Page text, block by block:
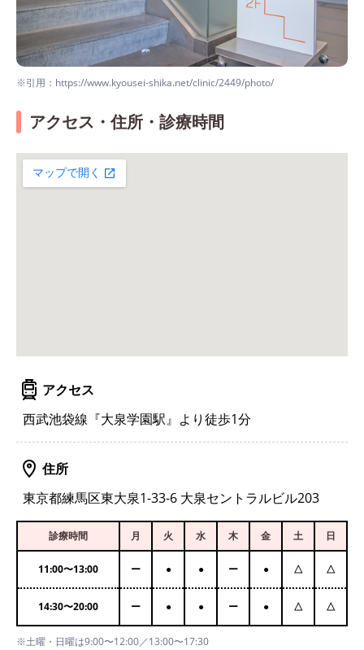
※引用：https://www.kyousei-shika.net/clinic/2449/photo/
アクセス・住所・診療時間
アクセス
西武池袋線『大泉学園駅』より徒歩1分
住所
東京都練馬区東大泉1-33-6 大泉セントラルビル203
診療時間 月 火 水 木 金 土 日
11:00〜13:00 ー ● ● ー ● △ △
14:30〜20:00 ー ● ● ー ● △ △
※土曜・日曜は9:00〜12:00／13:00〜17:30